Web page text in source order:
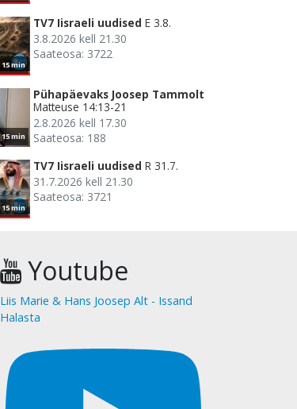
15 min
TV7 Iisraeli uudised E 3.8.
3.8.2026 kell 21.30
Saateosa: 3722
15 min
Pühapäevaks Joosep Tammolt
Matteuse 14:13-21
2.8.2026 kell 17.30
Saateosa: 188
15 min
TV7 Iisraeli uudised R 31.7.
31.7.2026 kell 21.30
Saateosa: 3721
Youtube
Liis Marie & Hans Joosep Alt - Issand
Halasta